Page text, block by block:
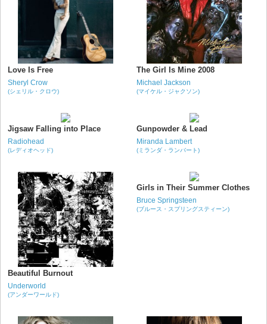
Love Is Free
Sheryl Crow
(シェリル・クロウ)
The Girl Is Mine 2008
Michael Jackson
(マイケル・ジャクソン)
Jigsaw Falling into Place
Radiohead
(レディオヘッド)
Gunpowder & Lead
Miranda Lambert
(ミランダ・ランバート)
Beautiful Burnout
Underworld
(アンダーワールド)
Girls in Their Summer Clothes
Bruce Springsteen
(ブルース・スプリングスティーン)